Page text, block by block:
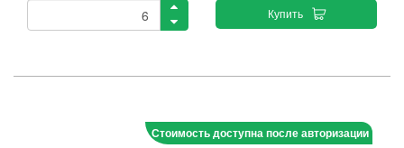
Купить
Стоимость доступна после авторизации